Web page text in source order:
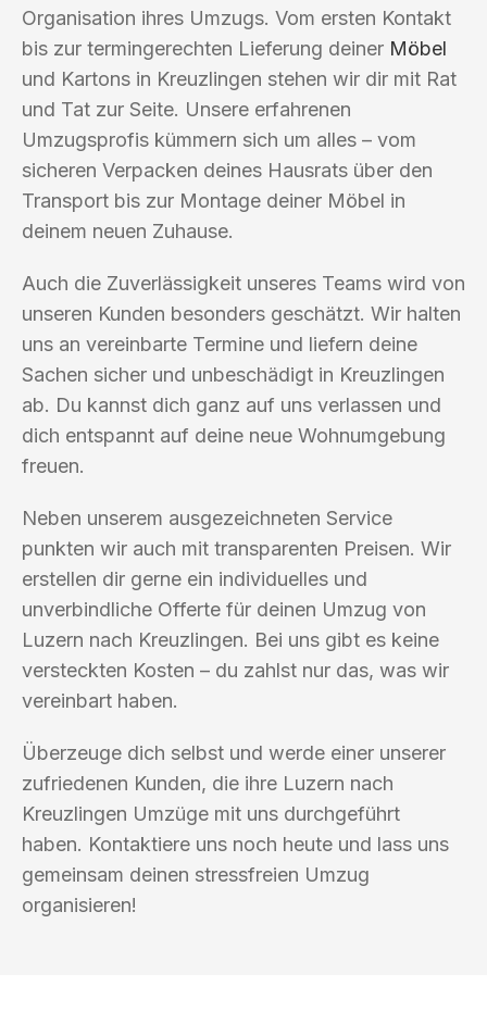
Organisation ihres Umzugs. Vom ersten Kontakt
bis zur termingerechten Lieferung deiner Möbel
und Kartons in Kreuzlingen stehen wir dir mit Rat
und Tat zur Seite. Unsere erfahrenen
Umzugsprofis kümmern sich um alles – vom
sicheren Verpacken deines Hausrats über den
Transport bis zur Montage deiner Möbel in
deinem neuen Zuhause.
Auch die Zuverlässigkeit unseres Teams wird von
unseren Kunden besonders geschätzt. Wir halten
uns an vereinbarte Termine und liefern deine
Sachen sicher und unbeschädigt in Kreuzlingen
ab. Du kannst dich ganz auf uns verlassen und
dich entspannt auf deine neue Wohnumgebung
freuen.
Neben unserem ausgezeichneten Service
punkten wir auch mit transparenten Preisen. Wir
erstellen dir gerne ein individuelles und
unverbindliche Offerte für deinen Umzug von
Luzern nach Kreuzlingen. Bei uns gibt es keine
versteckten Kosten – du zahlst nur das, was wir
vereinbart haben.
Überzeuge dich selbst und werde einer unserer
zufriedenen Kunden, die ihre Luzern nach
Kreuzlingen Umzüge mit uns durchgeführt
haben. Kontaktiere uns noch heute und lass uns
gemeinsam deinen stressfreien Umzug
organisieren!